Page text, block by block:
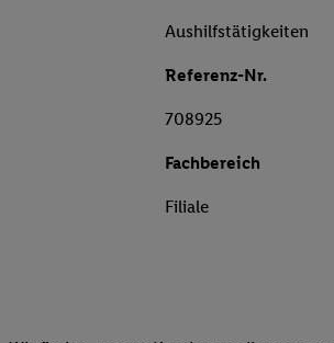
Aushilfstätigkeiten
Referenz-Nr.
708925
Fachbereich
Filiale